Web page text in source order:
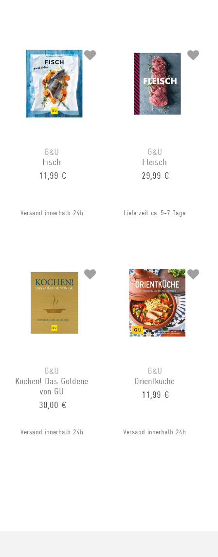
G&U
Fisch
11,99 €
Versand innerhalb 24h
G&U
Fleisch
29,99 €
Lieferzeit ca. 5-7 Tage
G&U
Kochen! Das Goldene
von GU
30,00 €
Versand innerhalb 24h
G&U
Orientküche
11,99 €
Versand innerhalb 24h